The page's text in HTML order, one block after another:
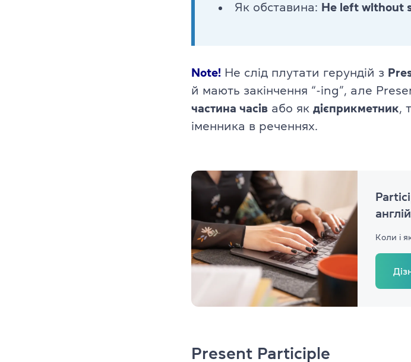
Як обставина: He left without
Note! Не слід плутати герундій з
й мають закінчення “-ing”, але
частина часів або як дієприкметник,
іменника в реченнях.
Коли і
Present Participle